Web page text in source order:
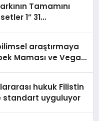
Tamamını
1” 31
araştırmaya
Maması ve Vegan
hukuk Filistin
standart uyguluyor